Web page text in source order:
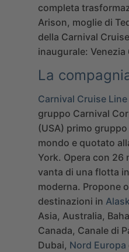
completa
Arison, moglie di
della Carnival
inaugurale: Venezia
La
Carnival Cruise Line
gruppo Carnival
(USA) primo
mondo e quotato
York. Opera con 26
vanta di una flotta
moderna. Propone
destinazioni in
Asia, Australia,
Canada, Canale di
Dubai, Nord Europa